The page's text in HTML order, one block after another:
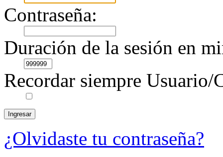
Contraseña:
Duración de la sesión en
Recordar siempre Usuario/
¿Olvidaste tu contraseña?